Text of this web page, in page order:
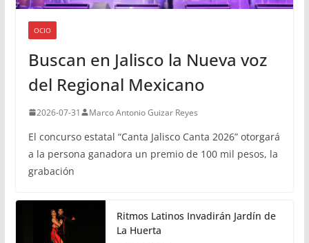
OCIO
Buscan en Jalisco la Nueva voz
del Regional Mexicano
2026-07-31 Marco Antonio Guizar Reyes
El concurso estatal “Canta Jalisco Canta 2026” otorgará
a la persona ganadora un premio de 100 mil pesos, la
grabación
Ritmos Latinos Invadirán Jardín de
La Huerta